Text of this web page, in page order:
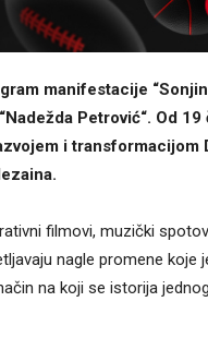
manifestacije
Petrović“. Od
i
filmovi, muzički
nagle promene koje
na koji se istorija